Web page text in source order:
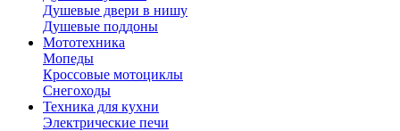
Душевые двери в нишу
Душевые поддоны
Мототехника
Мопеды
Кроссовые мотоциклы
Снегоходы
Техника для кухни
Электрические печи